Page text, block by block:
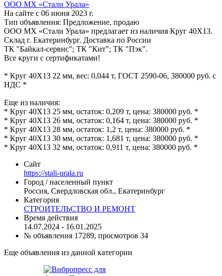
ООО МХ «Стали Урала»
На сайте с 06 июня 2023 г.
Тип объявления: Предложение, продаю
ООО МХ «Стали Урала» предлагает из наличия Круг 40Х13.
Склад г. Екатеринбург. Доставка по России
ТК "Байкал-сервис"; ТК "Кит"; ТК "Пэк".
Все круги с сертификатами!
* Круг 40Х13 22 мм, вес: 0,044 т, ГОСТ 2590-06, 380000 руб. с
НДС *
Еще из наличия:
* Круг 40Х13 25 мм, остаток: 0,209 т, цена: 380000 руб. *
* Круг 40Х13 26 мм, остаток: 0,164 т, цена: 380000 руб. *
* Круг 40Х13 28 мм, остаток: 1,2 т, цена: 380000 руб. *
* Круг 40Х13 30 мм, остаток: 1,681 т, цена: 380000 руб. *
* Круг 40Х13 32 мм, остаток: 0,911 т, цена: 380000 руб. *
Сайт
https://stali-urala.ru
Город / населенный пункт
Россия, Свердловская обл., Екатеринбург
Категория
СТРОИТЕЛЬСТВО И РЕМОНТ
Время действия
14.07.2024 - 16.01.2025
№ объявления 17289, просмотров 34
Еще объявления из данной категории